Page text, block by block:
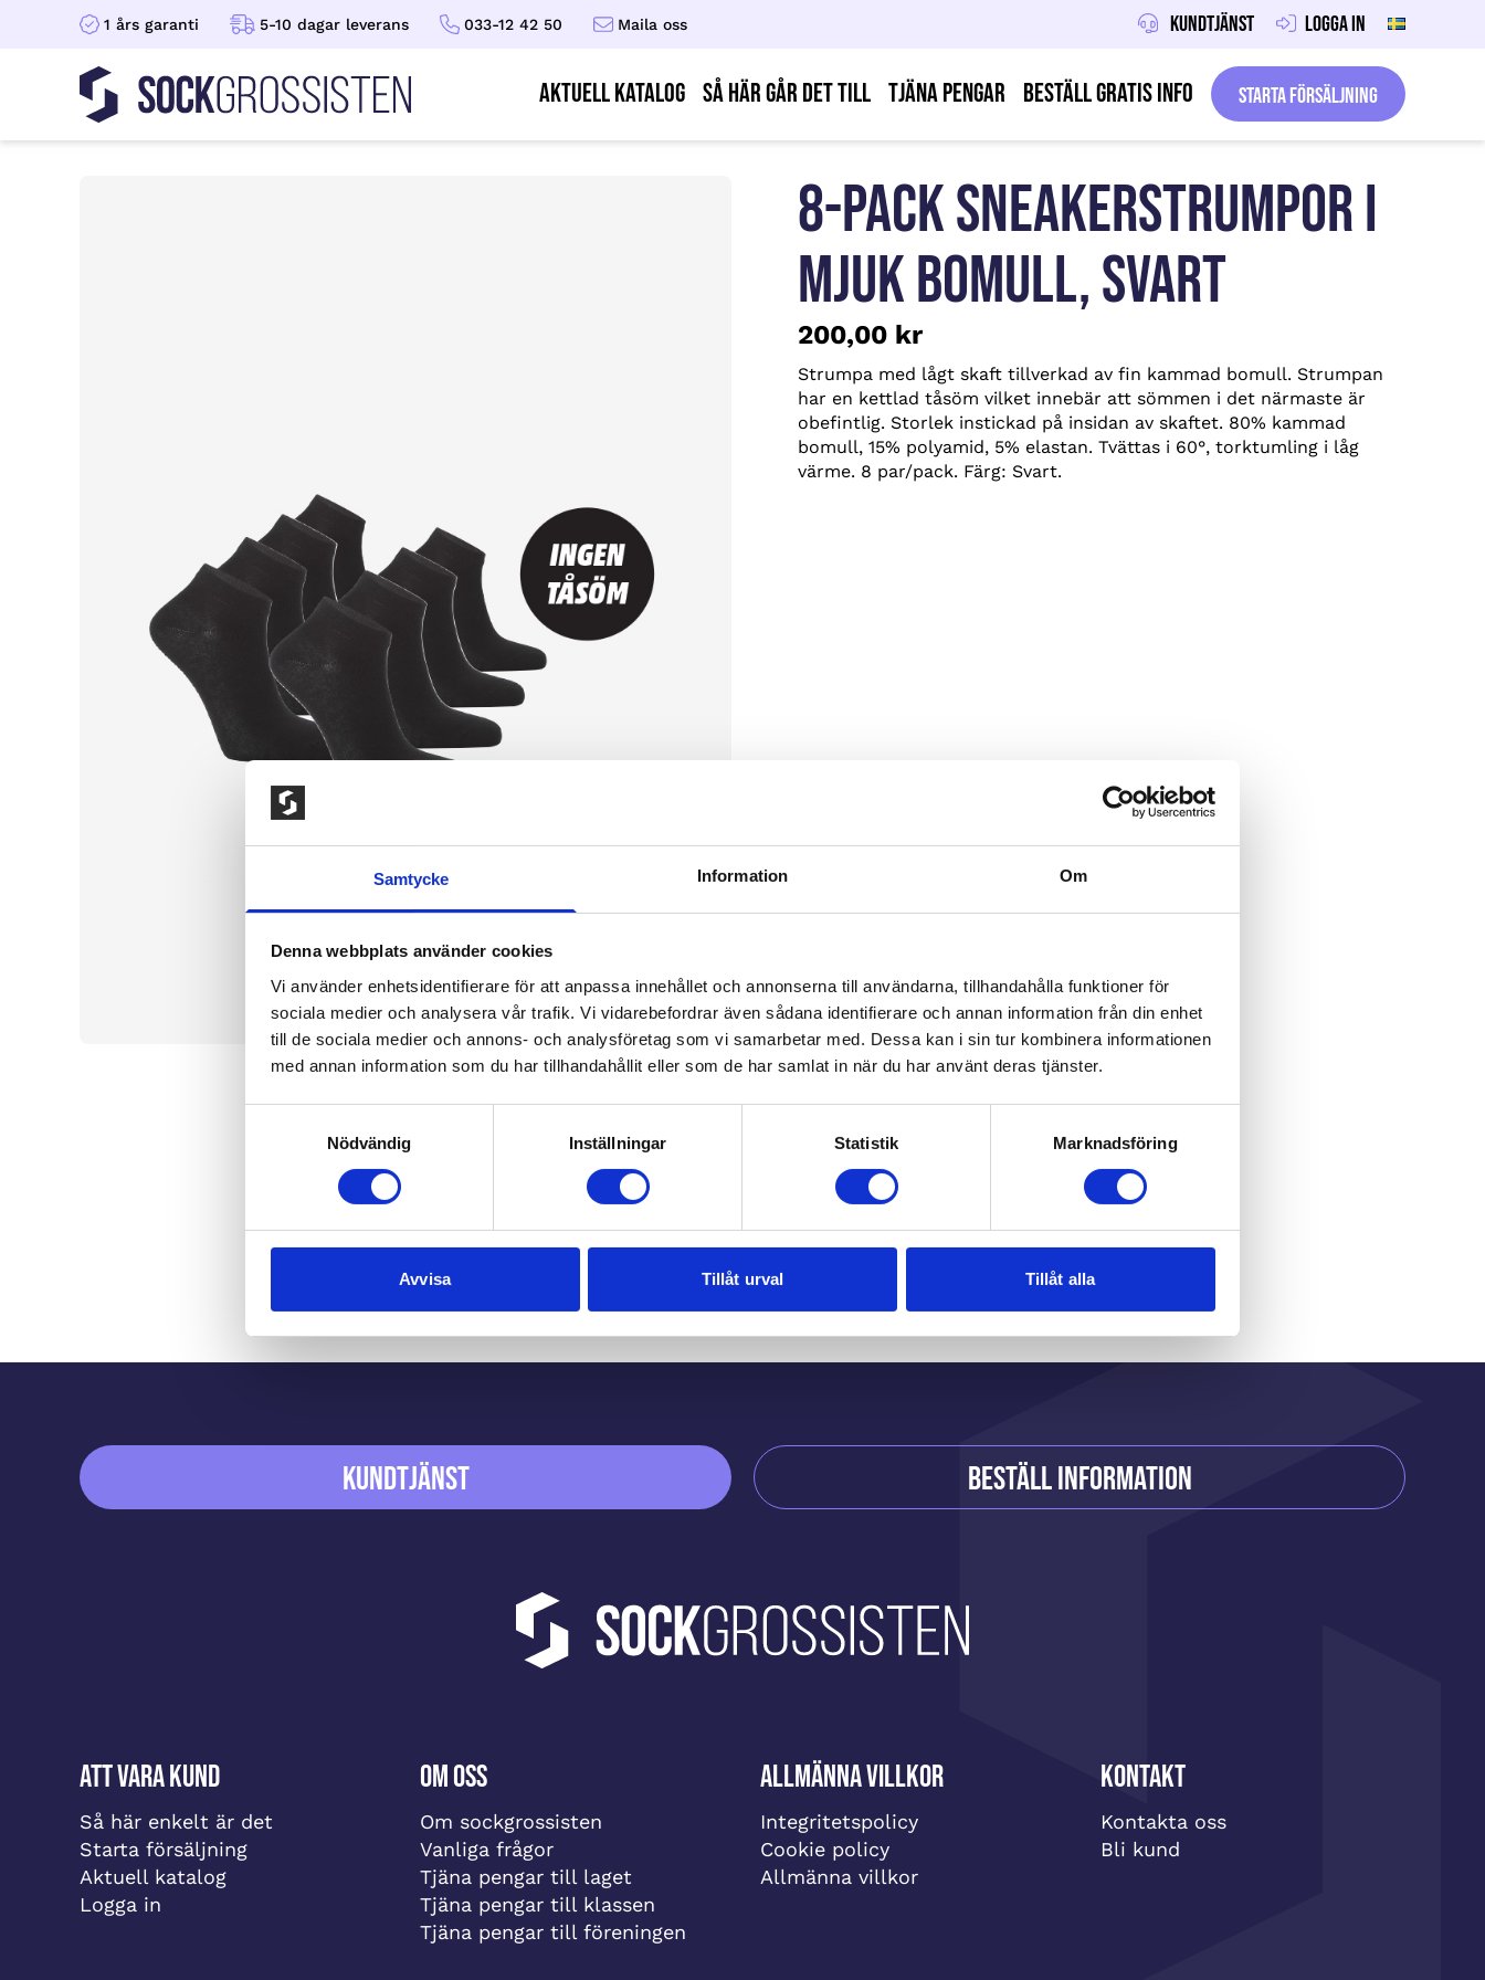
Samtycke Information Om
Denna webbplats använder cookies
Vi använder enhetsidentifierare för att anpassa innehållet och annonserna till användarna, tillhandahålla funktioner för
sociala medier och analysera vår trafik. Vi vidarebefordrar även sådana identifierare och annan information från din enhet
till de sociala medier och annons- och analysföretag som vi samarbetar med. Dessa kan i sin tur kombinera informationen
med annan information som du har tillhandahållit eller som de har samlat in när du har använt deras tjänster.
Nödvändig
Inställningar Statistik Marknadsföring
Avvisa Tillåt urval Tillåt alla
1 års garanti 5-10 dagar leverans 033-12 42 50 Maila oss Kundtjänst Logga in
Sockgrossisten AKTUELL KATALOG Så här går det till Tjäna pengar Beställ gratis info Starta försäljning
8-PACK SNEAKERSTRUMPOR I
MJUK BOMULL, SVART
200,00 kr
Strumpa med lågt skaft tillverkad av fin kammad bomull. Strumpan
har en kettlad tåsöm vilket innebär att sömmen i det närmaste är
obefintlig. Storlek instickad på insidan av skaftet. 80% kammad
bomull, 15% polyamid, 5% elastan. Tvättas i 60°, torktumling i låg
värme. 8 par/pack. Färg: Svart.
Du kanske också gillar
Kundtjänst Beställ information
Att vara kund
Så här enkelt är det
Starta försäljning
Aktuell katalog
Logga in
Om oss
Om sockgrossisten
Vanliga frågor
Tjäna pengar till laget
Tjäna pengar till klassen
Tjäna pengar till föreningen
Allmänna villkor
Integritetspolicy
Cookie policy
Allmänna villkor
Kontakt
Kontakta oss
Bli kund